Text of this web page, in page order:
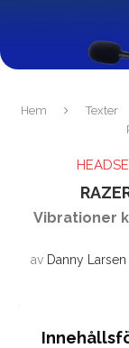
Hem Texter
Vibrationer
av Danny Larsen